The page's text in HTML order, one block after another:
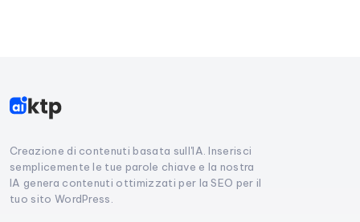
Creazione di contenuti basata sull'IA. Inserisci
semplicemente le tue parole chiave e la nostra
IA genera contenuti ottimizzati per la SEO per il
tuo sito WordPress.